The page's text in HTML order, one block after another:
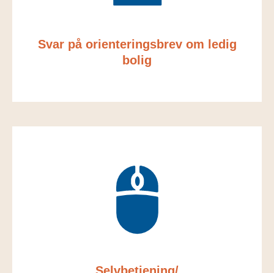
Svar på orienteringsbrev om ledig
bolig